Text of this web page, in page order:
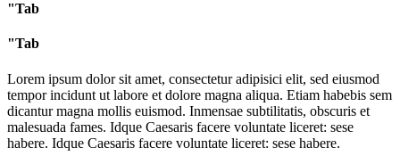
"Tab
"Tab
Lorem ipsum dolor sit amet, consectetur adipisici elit, sed eiusmod
tempor incidunt ut labore et dolore magna aliqua. Etiam habebis sem
dicantur magna mollis euismod. Inmensae subtilitatis, obscuris et
malesuada fames. Idque Caesaris facere voluntate liceret: sese
habere. Idque Caesaris facere voluntate liceret: sese habere.